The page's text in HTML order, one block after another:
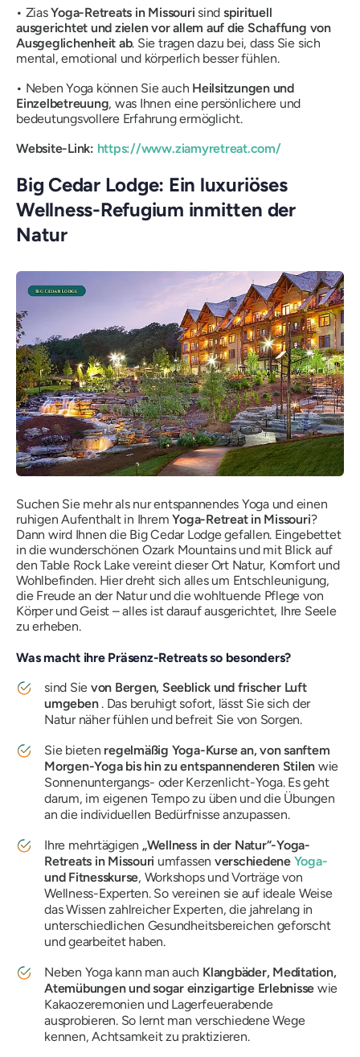
• ZiasYoga-Retreats in Missouri sind spirituell
ausgerichtet und zielen vor allem auf die Schaffung von
Ausgeglichenheit ab. Sie tragen dazu bei, dass Sie sich
mental, emotional und körperlich besser fühlen.
• Neben Yoga können Sie auch Heilsitzungen und
Einzelbetreuung, was Ihnen eine persönlichere und
bedeutungsvollere Erfahrung ermöglicht.
Website-Link: https://www.ziamyretreat.com/
Big Cedar Lodge: Ein luxuriöses
Wellness-Refugium inmitten der
Natur
Suchen Sie mehr als nur entspannendes Yoga und einen
ruhigen Aufenthalt in IhremYoga-Retreat in Missouri?
Dann wird Ihnen die Big Cedar Lodge gefallen. Eingebettet
in die wunderschönen Ozark Mountains und mit Blick auf
den Table Rock Lake vereint dieser Ort Natur, Komfort und
Wohlbefinden. Hier dreht sich alles um Entschleunigung,
die Freude an der Natur und die wohltuende Pflege von
Körper und Geist – alles ist darauf ausgerichtet, Ihre Seele
zu erheben.
Was macht ihre Präsenz-Retreats so besonders?
sind Sie von Bergen, Seeblick und frischer Luft
umgeben. Das beruhigt sofort, lässt Sie sich der
Natur näher fühlen und befreit Sie von Sorgen.
Sie bieten regelmäßig Yoga-Kurse an, von sanftem
Morgen-Yoga bis hin zu entspannenderen Stilen wie
Sonnenuntergangs- oder Kerzenlicht-Yoga. Es geht
darum, im eigenen Tempo zu üben und die Übungen
an die individuellen Bedürfnisse anzupassen.
Ihre mehrtägigen „Wellness in der Natur“-Yoga-
Retreats in Missouri umfassen verschiedene Yoga-
und Fitnesskurse, Workshops und Vorträge von
Wellness-Experten. So vereinen sie auf ideale Weise
das Wissen zahlreicher Experten, die jahrelang in
unterschiedlichen Gesundheitsbereichen geforscht
und gearbeitet haben.
Neben Yoga kann man auch Klangbäder, Meditation,
Atemübungen und sogar einzigartige Erlebnisse wie
Kakaozeremonien und Lagerfeuerabende
ausprobieren. So lernt man verschiedene Wege
kennen, Achtsamkeit zu praktizieren.